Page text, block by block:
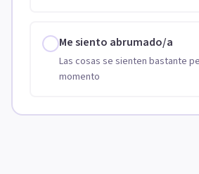
Me siento abrumado/a
Las cosas se sienten bastante
momento